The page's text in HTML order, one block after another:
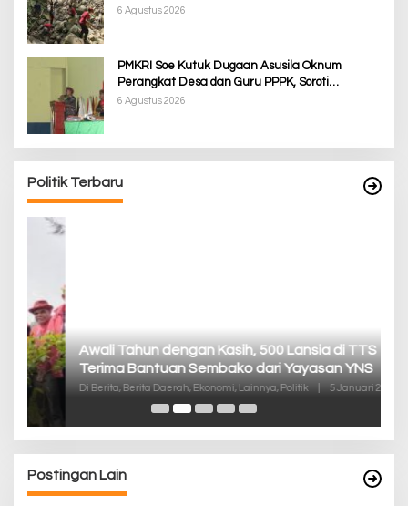
Irigasi Sawah
6 Agustus 2026
PMKRI Soe Kutuk Dugaan Asusila Oknum
Perangkat Desa dan Guru PPPK, Soroti
Ketimpangan Penanganan Pemkab TTS
6 Agustus 2026
Politik Terbaru
Awali Tahun dengan Kasih, 500 Lansia di TTS
Terima Bantuan Sembako dari Yayasan YNS
Di Berita, Berita Daerah, Ekonomi, Lainnya, Politik | 5 Januari 2025
Postingan Lain